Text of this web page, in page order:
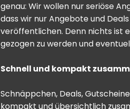
genau: Wir wollen nur seriöse
dass wir nur Angebote und
veröffentlichen. Denn nichts ist
gezogen zu werden und
Schnell und kompakt
Schnäppchen, Deals,
kompakt und übersichtlich